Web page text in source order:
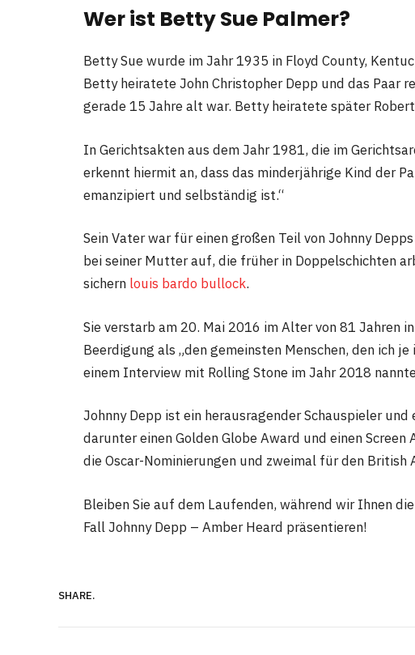
Wer ist Betty Sue Palmer?
Betty Sue wurde im Jahr 1935 in Floyd County,
Betty heiratete John Christopher Depp und das Paar
gerade 15 Jahre alt war. Betty heiratete später
In Gerichtsakten aus dem Jahr 1981, die im
erkennt hiermit an, dass das minderjährige Kind der
emanzipiert und selbständig ist.“
Sein Vater war für einen großen Teil von Johnny
bei seiner Mutter auf, die früher in Doppelschichten
sichern louis bardo bullock.
Sie verstarb am 20. Mai 2016 im Alter von 81 Jahren
Beerdigung als „den gemeinsten Menschen, den ich
einem Interview mit Rolling Stone im Jahr 2018
Johnny Depp ist ein herausragender Schauspieler
darunter einen Golden Globe Award und einen
die Oscar-Nominierungen und zweimal für den British
Bleiben Sie auf dem Laufenden, während wir Ihnen
Fall Johnny Depp – Amber Heard präsentieren!
SHARE.